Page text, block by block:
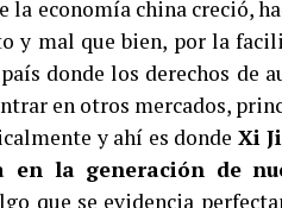
la economía china creció,
y mal que bien, por la
donde los derechos de
en otros mercados,
y ahí es donde Xi
la generación de
que se evidencia